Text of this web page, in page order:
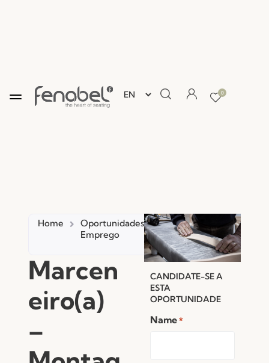
0
Home
Oportunidades
Emprego
Marceneiro(a)
– Montagem
de Cadeiras
Marcen
eiro(a)
–
CANDIDATE-SE A
ESTA
OPORTUNIDADE
Name *